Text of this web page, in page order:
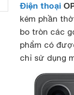
Điện thoại
kém phần
bo tròn các
phẩm có
chỉ sử dụng